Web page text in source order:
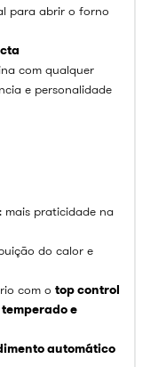
para abrir o forno
com qualquer
e personalidade
mais praticidade na
do calor e
com o top control
e
automático